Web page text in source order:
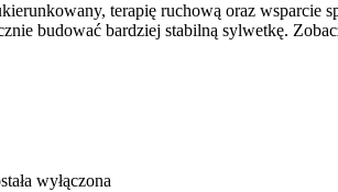
terapię ruchową oraz wsparcie
budować bardziej stabilną sylwetkę.
wyłączona